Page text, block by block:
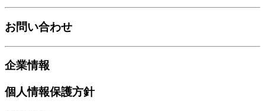
お問い合わせ
企業情報
個人情報保護方針